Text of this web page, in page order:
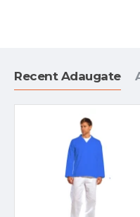
Recent Adaugate